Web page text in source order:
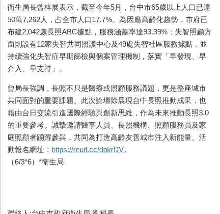
衛生局長曾梓展表示，截至今年5月，台中市65歲以上人口已達
50萬7,262人，占全市人口17.7%。為因應高齡化趨勢，市府已
布建2,042處長照ABC據點，服務涵蓋率達93.39%；失智照顧方
面則設有12家失智共同照護中心及49處失智社區服務據點，並
持續強化失智症早期篩檢與個案管理機制，落實「早發現、早
介入、早支持」。
曾局長強調，長照不只是醫療或照顧服務議題，更是整座城市
共同面對的重要課題。此次論壇除展現台中長照推動成果，也
藉由台日交流引進國際經驗與創新思維，作為未來推動長照3.0
的重要參考。誠摯邀請醫事人員、長照機構、照顧服務員及家
庭照顧者踴躍參與，共同為打造高齡友善城市注入新能量。活
動報名網址： https://reurl.cc/dpkrDV。
（6/3*6）*衛生局